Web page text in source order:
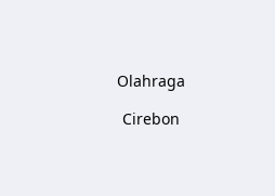
Olahraga
Cirebon